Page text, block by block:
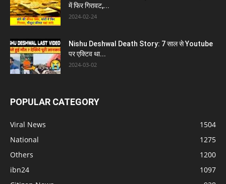
में फिर गिरावट,...
2024-02-24
Nishu Deshwal Death Story: 7 साल से Youtube
पर एक्टिव था...
2024-03-02
POPULAR CATEGORY
Viral News
1504
National
1275
Others
1200
ibn24
1097